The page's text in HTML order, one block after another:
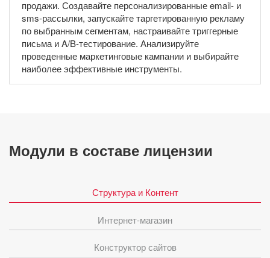
продажи. Создавайте персонализированные email- и
sms-рассылки, запускайте таргетированную рекламу
по выбранным сегментам, настраивайте триггерные
письма и A/B-тестирование. Анализируйте
проведенные маркетинговые кампании и выбирайте
наиболее эффективные инструменты.
Модули в составе лицензии
Структура и Контент
Интернет-магазин
Конструктор сайтов